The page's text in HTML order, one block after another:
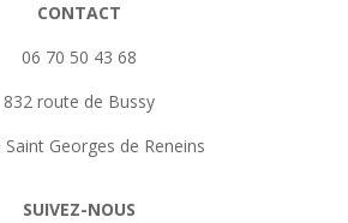
CONTACT
06 70 50 43 68
832 route de Bussy
Saint Georges de Reneins
SUIVEZ-NOUS